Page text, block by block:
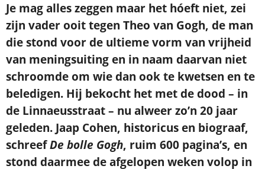
Je mag alles zeggen maar het hóeft niet, zei
zijn vader ooit tegen Theo van Gogh, de man
die stond voor de ultieme vorm van vrijheid
van meningsuiting en in naam daarvan niet
schroomde om wie dan ook te kwetsen en te
beledigen. Hij bekocht het met de dood – in
de Linnaeusstraat – nu alweer zo’n 20 jaar
geleden. Jaap Cohen, historicus en biograaf,
schreefDe bolle Gogh, ruim 600 pagina’s, en
stond daarmee de afgelopen weken volop in